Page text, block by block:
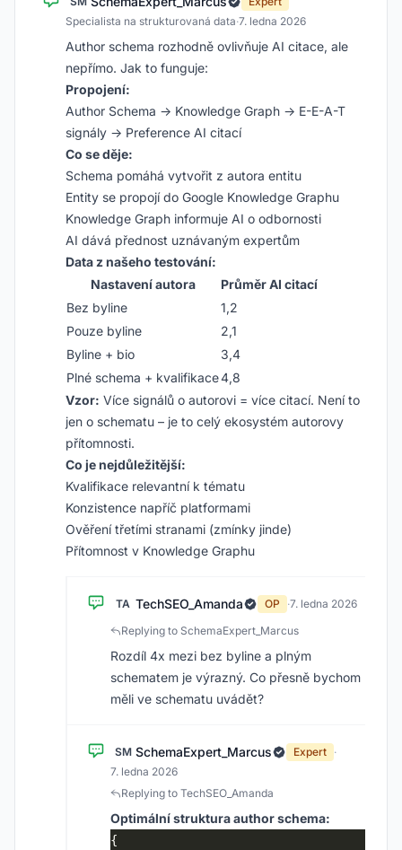
Specialista na strukturovaná data·7. ledna 2026
Author schema rozhodně ovlivňuje AI citace, ale
nepřímo. Jak to funguje:
Propojení:
Author Schema -> Knowledge Graph -> E-E-A-T
signály -> Preference AI citací
Co se děje:
Schema pomáhá vytvořit z autora entitu
Entity se propojí do Google Knowledge Graphu
Knowledge Graph informuje AI o odbornosti
AI dává přednost uznávaným expertům
Data z našeho testování:
Nastavení autora
Průměr AI citací
Bez byline
1,2
Pouze byline
2,1
Byline + bio
3,4
Plné schema + kvalifikace4,8
Vzor: Více signálů o autorovi = více citací. Není to
jen o schematu – je to celý ekosystém autorovy
přítomnosti.
Co je nejdůležitější:
Kvalifikace relevantní k tématu
Konzistence napříč platformami
Ověření třetími stranami (zmínky jinde)
Přítomnost v Knowledge Graphu
TA TechSEO_Amanda OP ·7. ledna 2026
Replying to SchemaExpert_Marcus
Rozdíl 4x mezi bez byline a plným
schematem je výrazný. Co přesně bychom
měli ve schematu uvádět?
SM SchemaExpert_Marcus Expert ·
7. ledna 2026
Replying to TechSEO_Amanda
Optimální struktura author schema: